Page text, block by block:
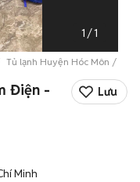
1 /1
Tủ lạnh Huyện Hóc Môn
Điện -
Lưu
Minh